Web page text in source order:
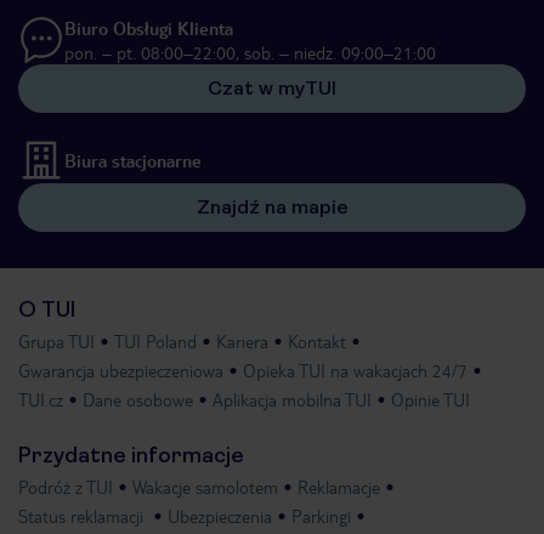
Biuro Obsługi Klienta
pon. – pt. 08:00–22:00, sob. – niedz. 09:00–21:00
Czat w myTUI
Biura stacjonarne
Znajdź na mapie
O TUI
Grupa TUI TUI Poland Kariera
Kontakt
Gwarancja ubezpieczeniowa
Opieka TUI na wakacjach 24/7
TUI.cz
Dane osobowe Aplikacja mobilna TUI Opinie TUI
Przydatne informacje
Podróż z TUI Wakacje samolotem
Reklamacje
Status reklamacji
Ubezpieczenia Parkingi